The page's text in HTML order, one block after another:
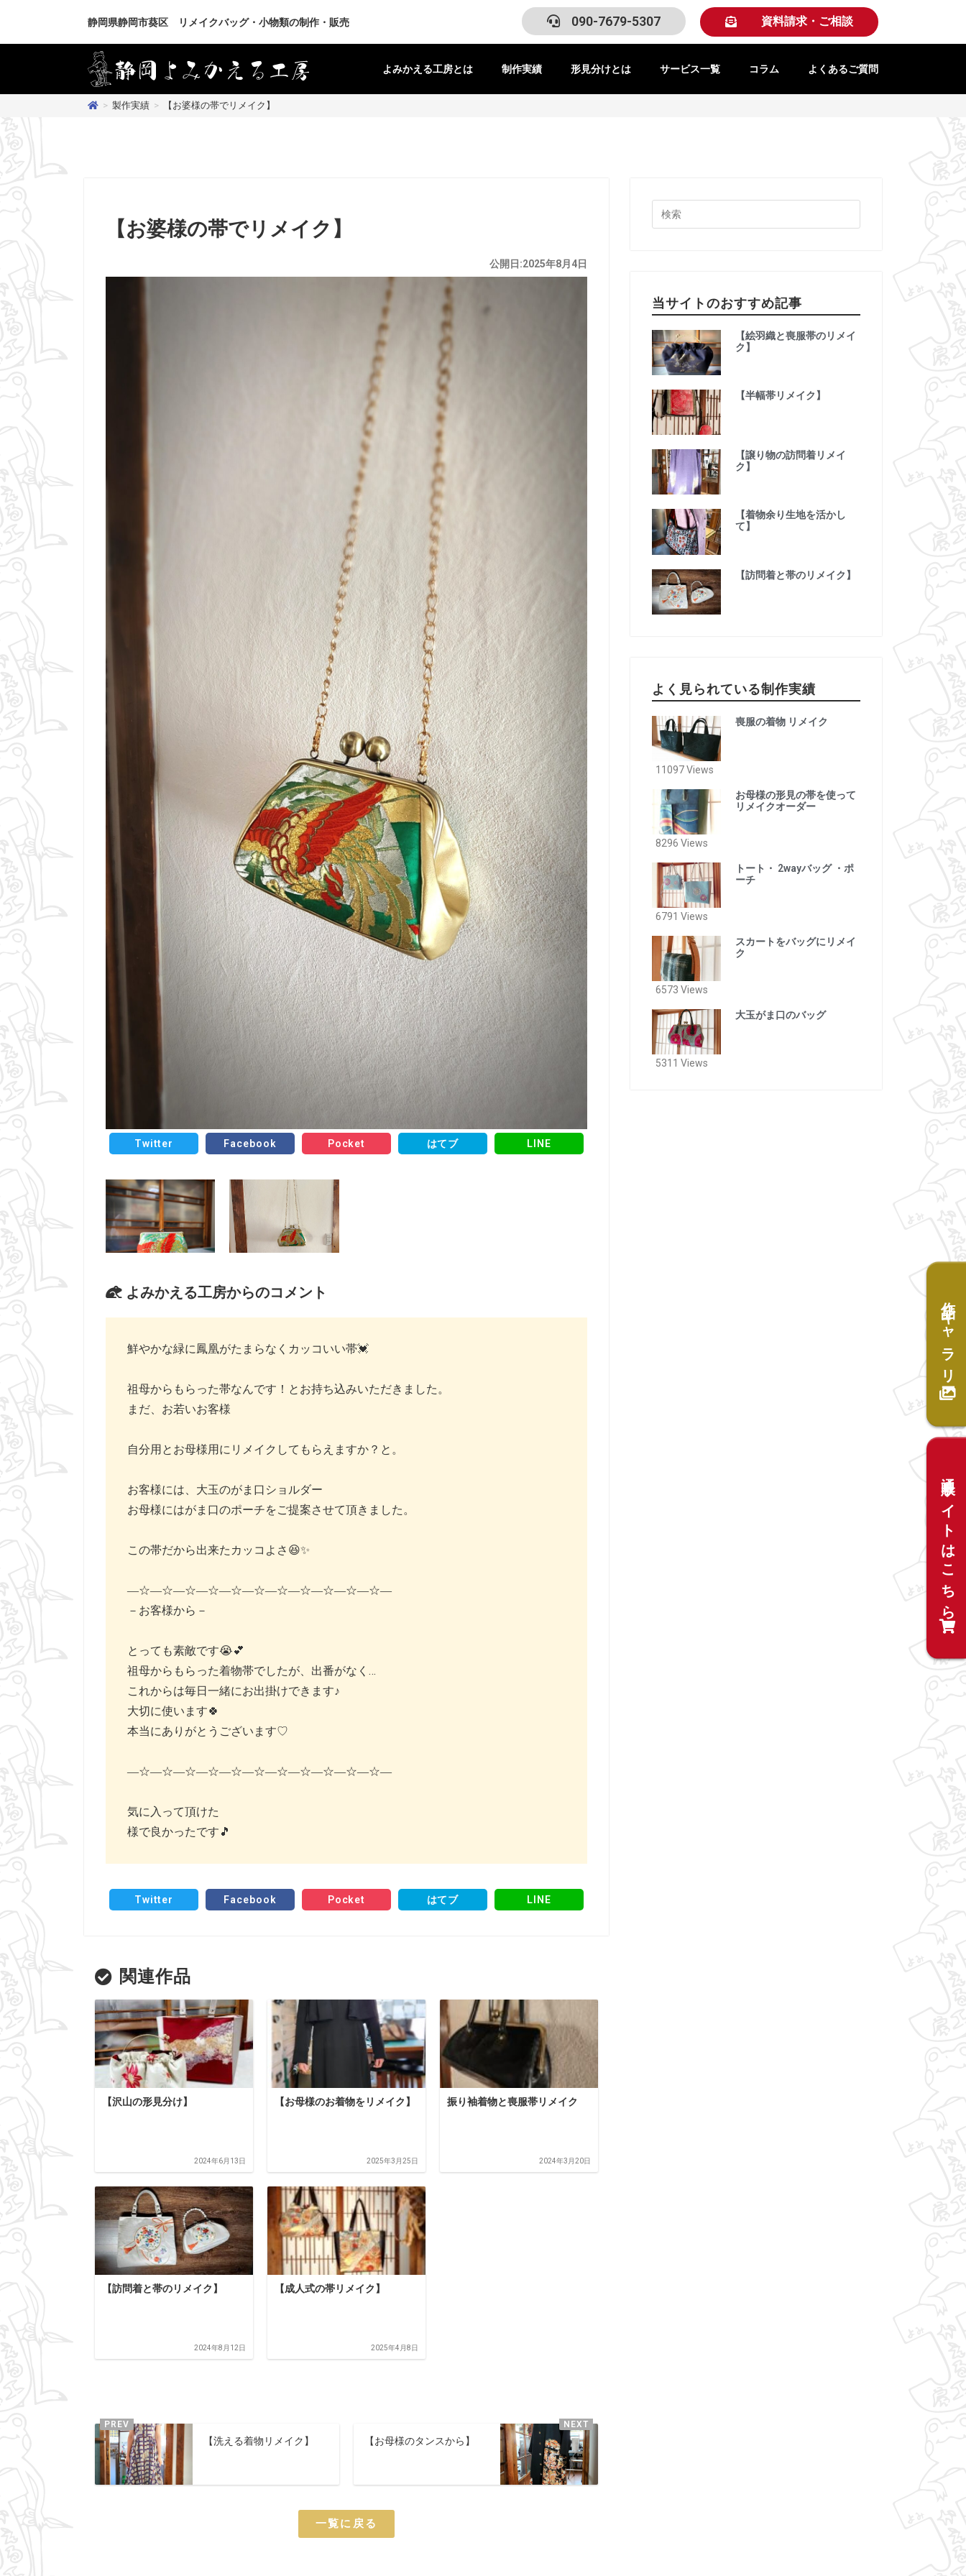
静岡県静岡市葵区 リメイクバッグ・小物類の制作・販売 090-7679-5307 資料請求・ご相談
よみかえる工房とは 制作実績 形見分けとは サービス一覧 コラム よくあるご質問
作品ギャラリー
通販サイトはこちら
> 製作実績 > 【お婆様の帯でリメイク】
【お婆様の帯でリメイク】
公開日:2025年8月4日
Twitter Facebook Pocket はてブ LINE
よみかえる工房からのコメント
鮮やかな緑に鳳凰がたまらなくカッコいい帯💓
祖母からもらった帯なんです！とお持ち込みいただきました。
まだ、お若いお客様
自分用とお母様用にリメイクしてもらえますか？と。
お客様には、大玉のがま口ショルダー
お母様にはがま口のポーチをご提案させて頂きました。
この帯だから出来たカッコよさ😆✨️
―☆―☆―☆―☆―☆―☆―☆―☆―☆―☆―☆―
－お客様から－
とっても素敵です😭💕
祖母からもらった着物帯でしたが、出番がなく…
これからは毎日一緒にお出掛けできます♪
大切に使います🍀
本当にありがとうございます♡
―☆―☆―☆―☆―☆―☆―☆―☆―☆―☆―☆―
気に入って頂けた
様で良かったです🎵
Twitter Facebook Pocket はてブ LINE
関連作品
【沢山の形見分け】
2024年6月13日
【お母様のお着物をリメイク】
2025年3月25日
振り袖着物と喪服帯リメイク
2024年3月20日
【訪問着と帯のリメイク】
2024年8月12日
【成人式の帯リメイク】
2025年4月8日
【洗える着物リメイク】 【お母様のタンスから】
一覧に戻る
当サイトのおすすめ記事
【絵羽織と喪服帯のリメイ
ク】
【半幅帯リメイク】
【譲り物の訪問着リメイ
ク】
【着物余り生地を活かし
て】
【訪問着と帯のリメイク】
よく見られている制作実績
喪服の着物 リメイク
11097 Views
お母様の形見の帯を使って
リメイクオーダー
8296 Views
トート・ 2wayバッグ ・ポ
ーチ
6791 Views
スカートをバッグにリメイ
ク
6573 Views
大玉がま口のバッグ
5311 Views